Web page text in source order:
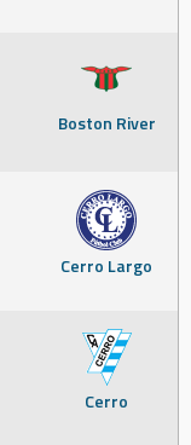
Boston River
Cerro Largo
Cerro